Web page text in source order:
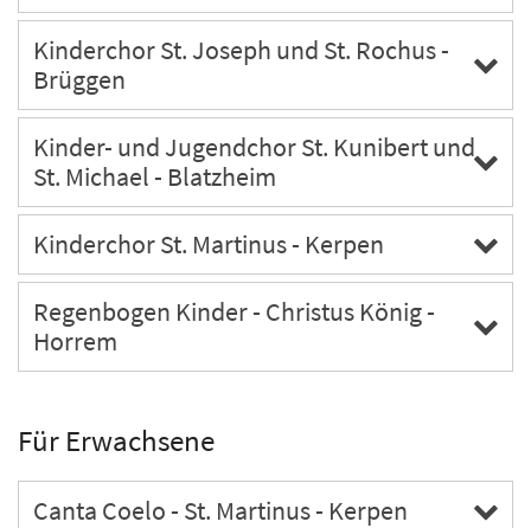
Kinderchor St. Joseph und St. Rochus -
Brüggen
Kinder- und Jugendchor St. Kunibert und
St. Michael - Blatzheim
Kinderchor St. Martinus - Kerpen
Regenbogen Kinder - Christus König -
Horrem
Für Erwachsene
Canta Coelo - St. Martinus - Kerpen